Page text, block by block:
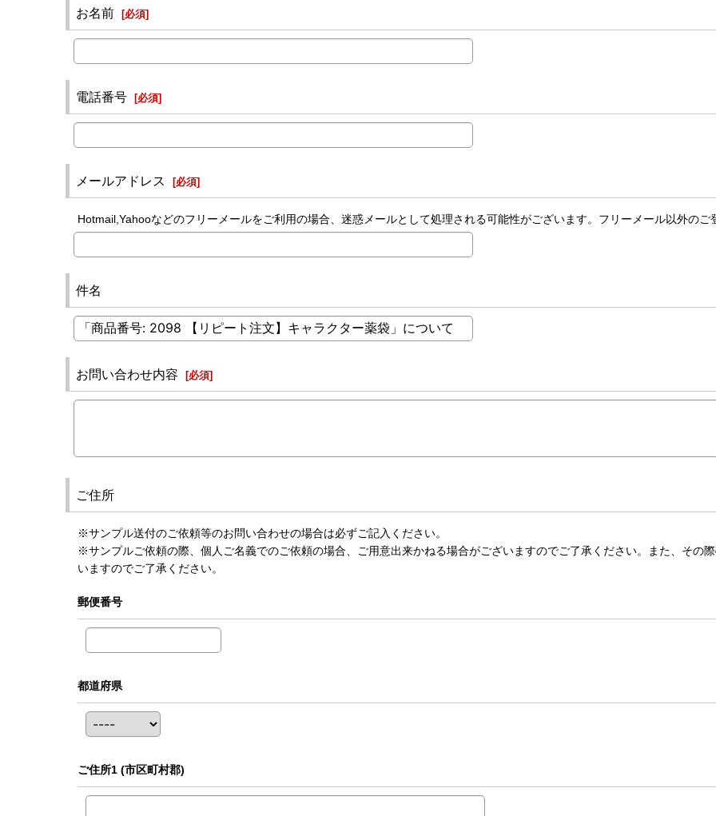
お名前 [必須]
電話番号 [必須]
メールアドレス [必須]
Hotmail,Yahooなどのフリーメールをご利用の場合、迷惑メールとして処理される可能性がございます。フリーメール以外のご
件名
お問い合わせ内容 [必須]
ご住所
※サンプル送付のご依頼等のお問い合わせの場合は必ずご記入ください。
※サンプルご依頼の際、個人ご名義でのご依頼の場合、ご用意出来かねる場合がございますのでご了承ください。また、その
いますのでご了承ください。
郵便番号
都道府県
ご住所1 (市区町村郡)